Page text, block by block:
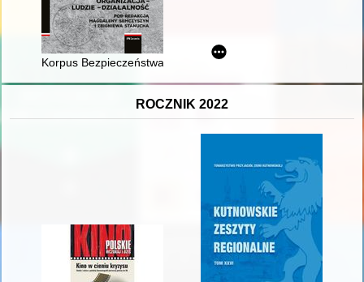
Korpus Bezpieczeństwa Wewnętrznego na Ziemi
ROCZNIK 2022